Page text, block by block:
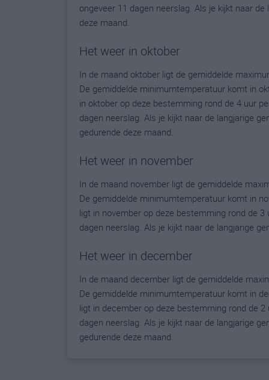
ongeveer 11 dagen neerslag. Als je kijkt naar
deze maand.
Het weer in oktober
In de maand oktober ligt de gemiddelde
De gemiddelde minimumtemperatuur komt in
in oktober op deze bestemming rond de 4 uur
dagen neerslag. Als je kijkt naar de langjarige
gedurende deze maand.
Het weer in november
In de maand november ligt de gemiddelde
De gemiddelde minimumtemperatuur komt in
ligt in november op deze bestemming rond de
dagen neerslag. Als je kijkt naar de langjarige
Het weer in december
In de maand december ligt de gemiddelde
De gemiddelde minimumtemperatuur komt in
ligt in december op deze bestemming rond de
dagen neerslag. Als je kijkt naar de langjarige
gedurende deze maand.